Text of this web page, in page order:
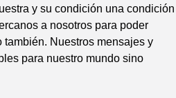
y su condición una condición
a nosotros para poder
Nuestros mensajes y
para nuestro mundo sino